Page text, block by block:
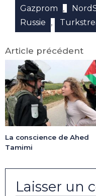
Gazprom ,
Russie ,
Article précédent
La conscience de Ahed
Tamimi
Laisser un